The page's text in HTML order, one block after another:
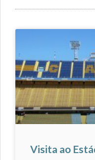
Visita ao